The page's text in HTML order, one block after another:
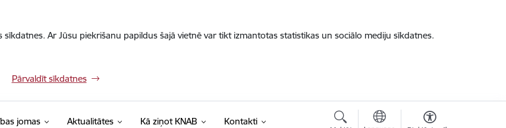
Ar Jūsu piekrišanu papildus šajā vietnē var tikt izmantotas statistikas un sociālo mediju sīkdatnes.
Pārvaldīt sīkdatnes
jomas Aktualitātes Kā ziņot KNAB Kontakti